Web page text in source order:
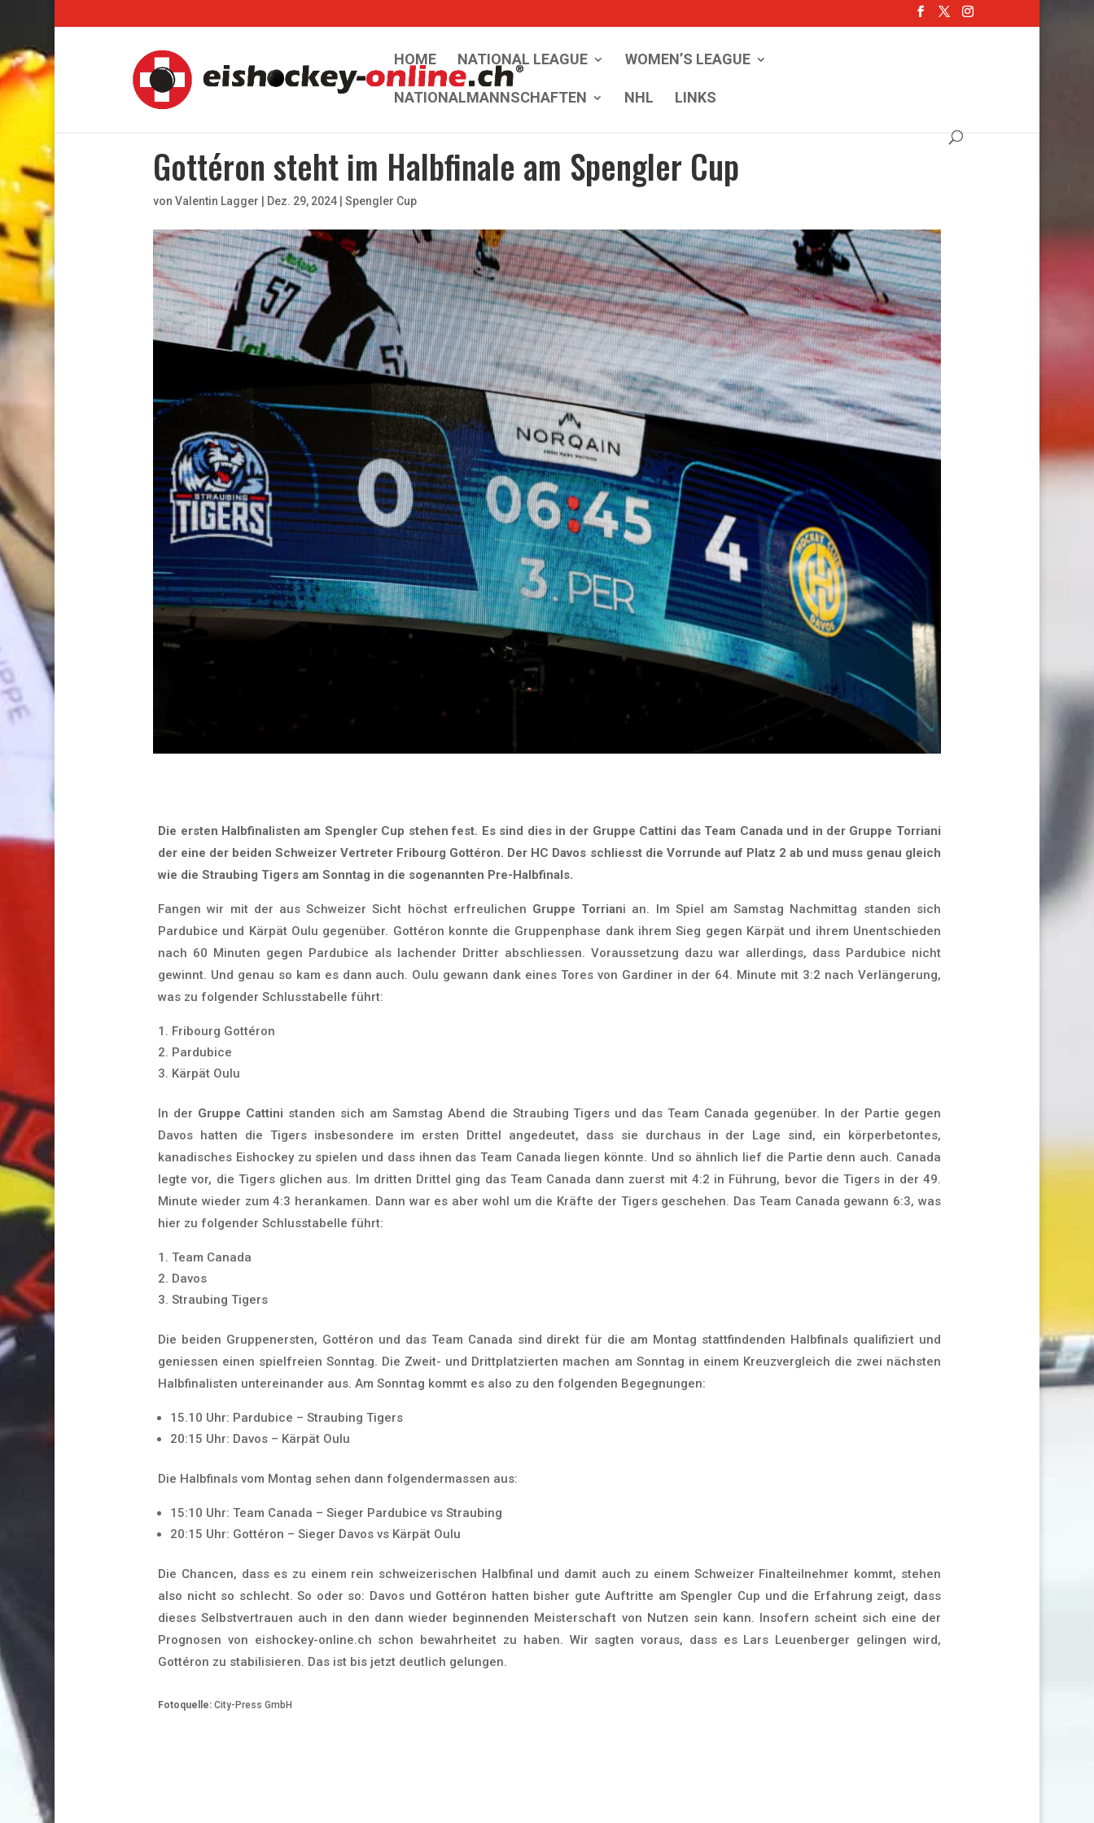
HOME NATIONAL LEAGUE WOMEN’S LEAGUE
NATIONALMANNSCHAFTEN NHL LINKS
Gottéron steht im Halbfinale am Spengler Cup
vonValentin Lagger | Dez. 29, 2024 |Spengler Cup
Die ersten Halbfinalisten am Spengler Cup stehen fest. Es sind dies in der Gruppe Cattini das Team Canada und in der Gruppe Torriani
der eine der beiden Schweizer Vertreter Fribourg Gottéron. Der HC Davos schliesst die Vorrunde auf Platz 2 ab und muss genau gleich
wie die Straubing Tigers am Sonntag in die sogenannten Pre-Halbfinals.
Fangen wir mit der aus Schweizer Sicht höchst erfreulichen Gruppe Torriani an. Im Spiel am Samstag Nachmittag standen sich
Pardubice und Kärpät Oulu gegenüber. Gottéron konnte die Gruppenphase dank ihrem Sieg gegen Kärpät und ihrem Unentschieden
nach 60 Minuten gegen Pardubice als lachender Dritter abschliessen. Voraussetzung dazu war allerdings, dass Pardubice nicht
gewinnt. Und genau so kam es dann auch. Oulu gewann dank eines Tores von Gardiner in der 64. Minute mit 3:2 nach Verlängerung,
was zu folgender Schlusstabelle führt:
Fribourg Gottéron
Pardubice
Kärpät Oulu
In der Gruppe Cattini standen sich am Samstag Abend die Straubing Tigers und das Team Canada gegenüber. In der Partie gegen
Davos hatten die Tigers insbesondere im ersten Drittel angedeutet, dass sie durchaus in der Lage sind, ein körperbetontes,
kanadisches Eishockey zu spielen und dass ihnen das Team Canada liegen könnte. Und so ähnlich lief die Partie denn auch. Canada
legte vor, die Tigers glichen aus. Im dritten Drittel ging das Team Canada dann zuerst mit 4:2 in Führung, bevor die Tigers in der 49.
Minute wieder zum 4:3 herankamen. Dann war es aber wohl um die Kräfte der Tigers geschehen. Das Team Canada gewann 6:3, was
hier zu folgender Schlusstabelle führt:
Team Canada
Davos
Straubing Tigers
Die beiden Gruppenersten, Gottéron und das Team Canada sind direkt für die am Montag stattfindenden Halbfinals qualifiziert und
geniessen einen spielfreien Sonntag. Die Zweit- und Drittplatzierten machen am Sonntag in einem Kreuzvergleich die zwei nächsten
Halbfinalisten untereinander aus. Am Sonntag kommt es also zu den folgenden Begegnungen:
15.10 Uhr: Pardubice – Straubing Tigers
20:15 Uhr: Davos – Kärpät Oulu
Die Halbfinals vom Montag sehen dann folgendermassen aus:
15:10 Uhr: Team Canada – Sieger Pardubice vs Straubing
20:15 Uhr: Gottéron – Sieger Davos vs Kärpät Oulu
Die Chancen, dass es zu einem rein schweizerischen Halbfinal und damit auch zu einem Schweizer Finalteilnehmer kommt, stehen
also nicht so schlecht. So oder so: Davos und Gottéron hatten bisher gute Auftritte am Spengler Cup und die Erfahrung zeigt, dass
dieses Selbstvertrauen auch in den dann wieder beginnenden Meisterschaft von Nutzen sein kann. Insofern scheint sich eine der
Prognosen von eishockey-online.ch schon bewahrheitet zu haben. Wir sagten voraus, dass es Lars Leuenberger gelingen wird,
Gottéron zu stabilisieren. Das ist bis jetzt deutlich gelungen.
Fotoquelle: City-Press GmbH